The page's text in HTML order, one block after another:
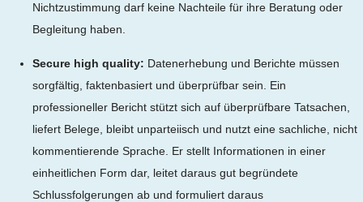
Nichtzustimmung darf keine Nachteile für ihre Beratung oder
Begleitung haben.
Secure high quality: Datenerhebung und Berichte müssen
sorgfältig, faktenbasiert und überprüfbar sein. Ein
professioneller Bericht stützt sich auf überprüfbare Tatsachen,
liefert Belege, bleibt unparteiisch und nutzt eine sachliche, nicht
kommentierende Sprache. Er stellt Informationen in einer
einheitlichen Form dar, leitet daraus gut begründete
Schlussfolgerungen ab und formuliert daraus